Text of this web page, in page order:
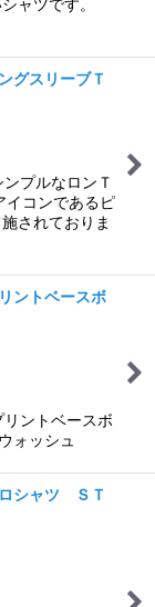
グスリーブＴ
プルなロンＴ
イコンであるピ
されておりま
ントベースボ
ントベースボ
ォッシュ
シャツ ＳＴ